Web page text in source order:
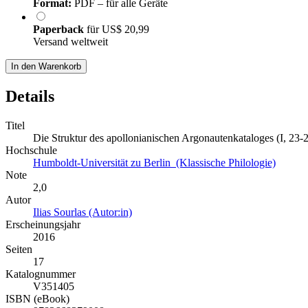
Format: PDF – für alle Geräte
Paperback fürUS$ 20,99
Versand weltweit
In den Warenkorb
Details
Titel
Die Struktur des apollonianischen Argonautenkataloges (I, 23-
Hochschule
Humboldt-Universität zu Berlin (Klassische Philologie)
Note
2,0
Autor
Ilias Sourlas (Autor:in)
Erscheinungsjahr
2016
Seiten
17
Katalognummer
V351405
ISBN (eBook)